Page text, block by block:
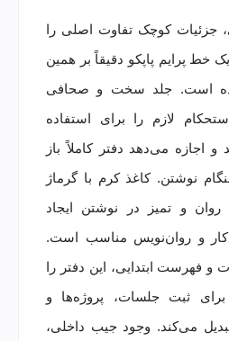
جزئیات کوچک تفاوت اصلی را
خط پرایم پاپکو دقیقاً بر همین
است. جلد سخت و صحافی
لازم را برای استفاده
و اجازه می‌دهد دفتر کاملاً باز
نوشتن. کاغذ کرم با گرماژ
روان و تمیز در نوشتن ایجاد
و روان‌نویس مناسب است.
فهرست ابتدایی، این دفتر را
ثبت جلسات، پروژه‌ها و
می‌کند. وجود جیب داخلی،